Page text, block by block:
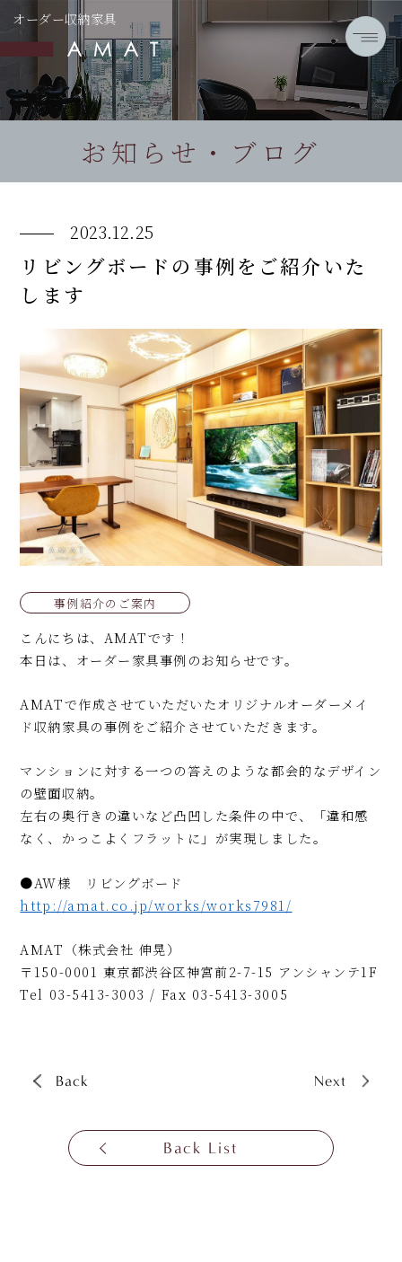
オーダー収納家具
お知らせ・ブログ
2023.12.25
リビングボードの事例をご紹介いた
します
事例紹介のご案内
こんにちは、AMATです！
本日は、オーダー家具事例のお知らせです。
AMATで作成させていただいたオリジナルオーダーメイ
ド収納家具の事例をご紹介させていただきます。
マンションに対する一つの答えのような都会的なデザイン
の壁面収納。
左右の奥行きの違いなど凸凹した条件の中で、「違和感
なく、かっこよくフラットに」が実現しました。
●AW様
リビングボード
http://amat.co.jp/works/works7981/
AMAT（株式会社 伸晃）
〒150-0001 東京都渋谷区神宮前2-7-15 アンシャンテ1F
Tel 03-5413-3003 / Fax 03-5413-3005
Back Next
Back List